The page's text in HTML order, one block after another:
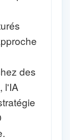
des
l'IA